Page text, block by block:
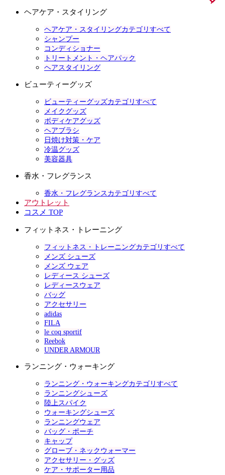
ヘアケア・スタイリング
ヘアケア・スタイリングカテゴリすべて
シャンプー
コンディショナー
トリートメント・ヘアパック
ヘアスタイリング
ビューティーグッズ
ビューティーグッズカテゴリすべて
メイクグッズ
ボディケアグッズ
ヘアブラシ
日焼け対策・ケア
冷温グッズ
美容器具
香水・フレグランス
香水・フレグランスカテゴリすべて
アウトレット
コスメ TOP
フィットネス・トレーニング
フィットネス・トレーニングカテゴリすべて
メンズ シューズ
メンズ ウェア
レディース シューズ
レディースウェア
バッグ
アクセサリー
adidas
FILA
le coq sportif
Reebok
UNDER ARMOUR
ランニング・ウォーキング
ランニング・ウォーキングカテゴリすべて
ランニングシューズ
陸上スパイク
ウォーキングシューズ
ランニングウェア
バッグ・ポーチ
キャップ
グローブ・ネックウォーマー
アクセサリー・グッズ
ケア・サポーター用品